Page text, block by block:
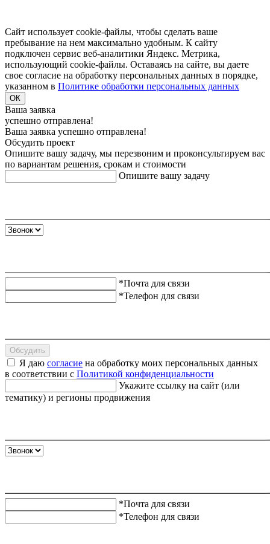
Сайт использует cookie-файлы, чтобы сделать ваше
пребывание на нем максимально удобным. К cайту
подключен сервис веб-аналитики Яндекс. Метрика,
использующий cookie-файлы. Оставаясь на сайте, вы даете
свое согласие на обработку персональных данных в порядке,
указанном в Политике обработки персональных данных
ОК
Ваша заявка
успешно отправлена!
Ваша заявка успешно отправлена!
Обсудить проект
Опишите вашу задачу, мы перезвоним и проконсультируем вас
по вариантам решения, срокам и стоимости
Опишите вашу задачу
*Почта для связи
*Телефон для связи
Обсудить
Я даю согласие на обработку моих персональных данных
в соответствии с Политикой конфиденциальности
Укажите ссылку на сайт (или
тематику) и регионы продвижения
*Почта для связи
*Телефон для связи